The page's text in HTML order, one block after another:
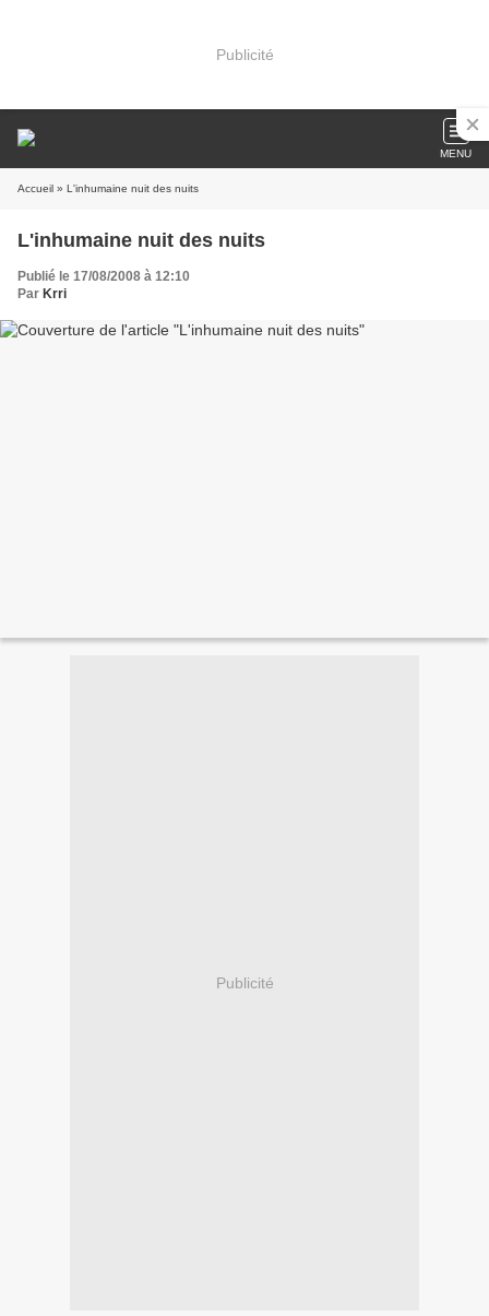
Publicité
MENU
Accueil » L'inhumaine nuit des nuits
L'inhumaine nuit des nuits
Publié le 17/08/2008 à 12:10
Par Krri
Publicité